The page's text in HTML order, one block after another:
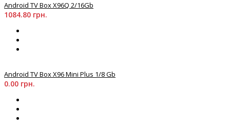
Android TV Box X96Q 2/16Gb
1084.80 грн.
Android TV Box X96 Mini Plus 1/8 Gb
0.00 грн.